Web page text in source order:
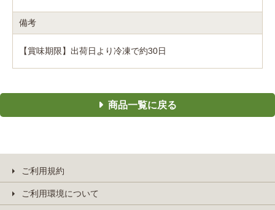
備考
【賞味期限】出荷日より冷凍で約30日
商品一覧に戻る
ご利用規約
ご利用環境について